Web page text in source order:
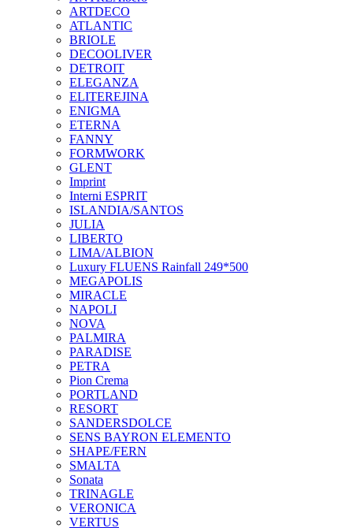
ARTDECO
ATLANTIC
BRIOLE
DECOOLIVER
DETROIT
ELEGANZA
ELITEREJINA
ENIGMA
ETERNA
FANNY
FORMWORK
GLENT
Imprint
Interni ESPRIT
ISLANDIA/SANTOS
JULIA
LIBERTO
LIMA/ALBION
Luxury FLUENS Rainfall 249*500
MEGAPOLIS
MIRACLE
NAPOLI
NOVA
PALMIRA
PARADISE
PETRA
Pion Crema
PORTLAND
RESORT
SANDERSDOLCE
SENS BAYRON ELEMENTO
SHAPE/FERN
SMALTA
Sonata
TRINAGLE
VERONICA
VERTUS